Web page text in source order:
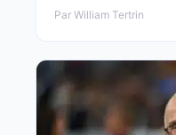
Par William Tertrin